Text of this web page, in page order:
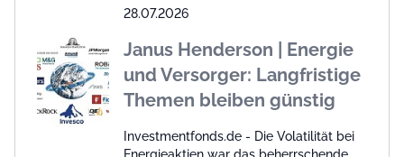
28.07.2026
Janus Henderson | Energie
und Versorger: Langfristige
Themen bleiben günstig
Investmentfonds.de - Die Volatilität bei
Energieaktien war das beherrschende